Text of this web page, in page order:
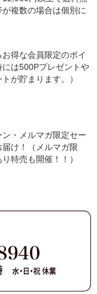
複数の場合は個別に
得な会員限定のポイ
は500Pプレゼントや
が貯まります。）
・メルマガ限定セー
け！（メルマガ限
特売も開催！！）